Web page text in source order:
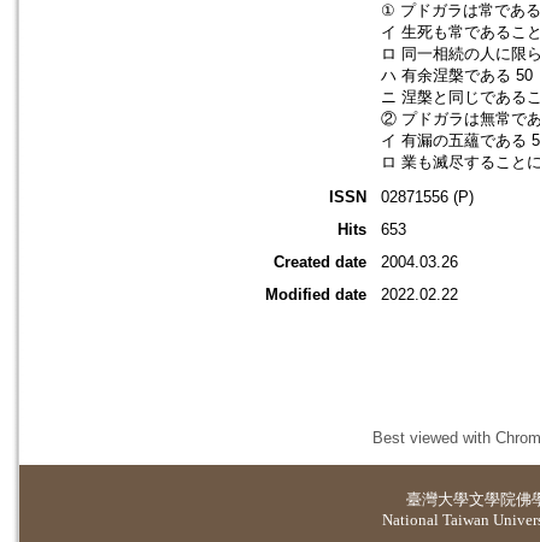
① プドガラは常であ
イ 生死も常であるこ
ロ 同一相続の人に限
ハ 有余涅槃である 50
ニ 涅槃と同じである
② プドガラは無常で
イ 有漏の五蘊である
ロ 業も滅尽すること
ISSN
02871556 (P)
Hits
653
Created date
2004.03.26
Modified date
2022.02.22
Best viewed with
臺灣大學文學院佛
National Taiwan